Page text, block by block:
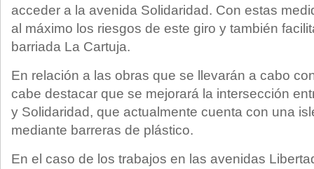
acceder a la avenida Solidaridad. Con estas
al máximo los riesgos de este giro y también
barriada La Cartuja.
En relación a las obras que se llevarán a cabo
cabe destacar que se mejorará la intersección
y Solidaridad, que actualmente cuenta con una
mediante barreras de plástico.
En el caso de los trabajos en las avenidas